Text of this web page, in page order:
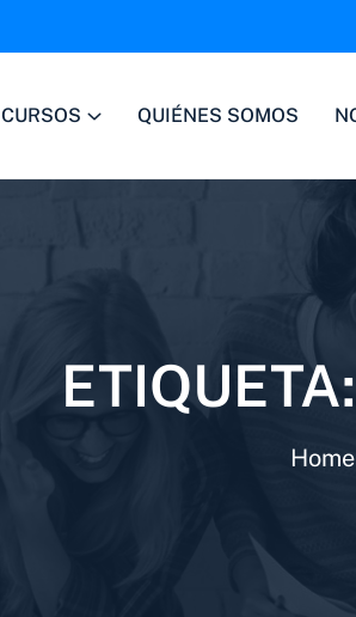
CURSOS QUIÉNES SOMOS
ETIQUETA:
Home